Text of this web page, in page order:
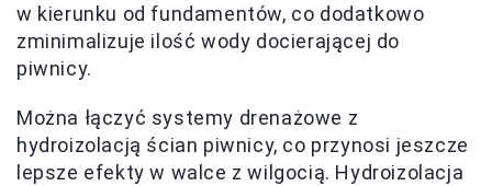
w kierunku od fundamentów, co dodatkowo
zminimalizuje ilość wody docierającej do
piwnicy.
Można łączyć systemy drenażowe z
hydroizolacją ścian piwnicy, co przynosi jeszcze
lepsze efekty w walce z wilgocią. Hydroizolacja